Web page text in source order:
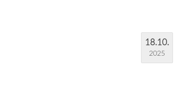
18.10.
2025